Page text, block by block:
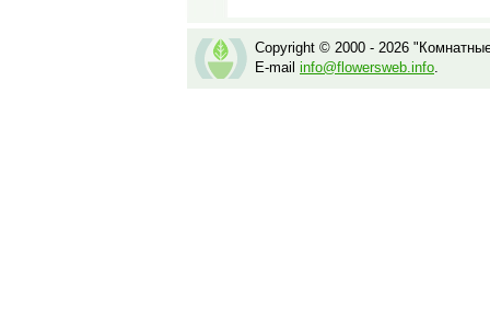
Copyright © 2000 - 2026
E-mail info@flowersweb.info.